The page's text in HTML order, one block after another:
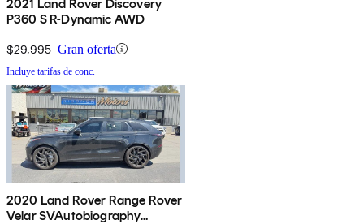
2021 Land Rover Discovery
P360 S R-Dynamic AWD
$29,995 Gran oferta
Incluye tarifas de conc.
2020 Land Rover Range Rover
Velar SVAutobiography